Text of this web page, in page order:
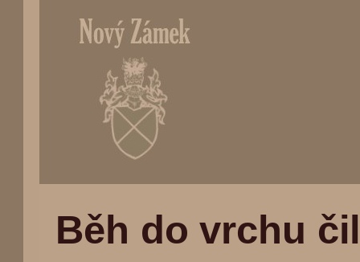
(Přejít
navigaci)
Běh do vrchu